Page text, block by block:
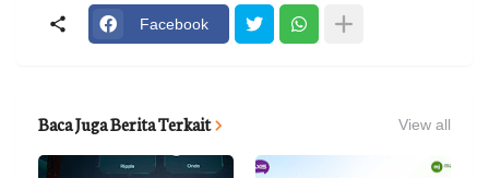
Facebook
Baca Juga Berita Terkait View all